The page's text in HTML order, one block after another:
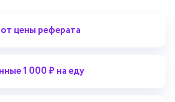
цены реферата
1 000 ₽ на еду